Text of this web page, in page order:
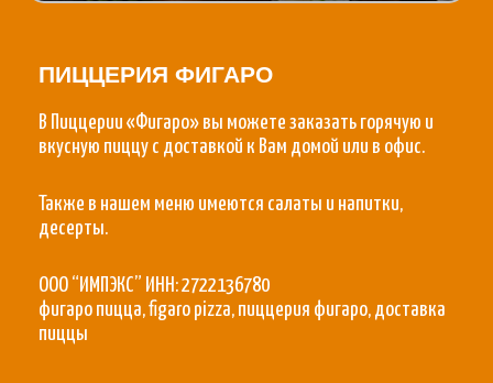
ПИЦЦЕРИЯ ФИГАРО
В Пиццерии «Фигаро» вы можете заказать горячую и
вкусную пиццу с доставкой к Вам домой или в офис.
Также в нашем меню имеются салаты и напитки,
десерты.
ООО “ИМПЭКС” ИНН: 2722136780
фигаро пицца, figaro pizza, пиццерия фигаро, доставка
пиццы